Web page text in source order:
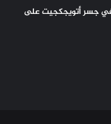
في جسر أتويجكجيت على